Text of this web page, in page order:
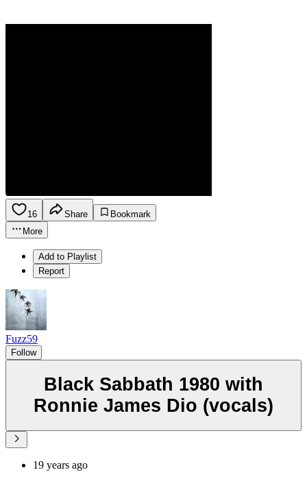
16 Share
Bookmark
More
Add to Playlist
Report
Fuzz59
Follow
Black Sabbath 1980 with
Ronnie James Dio (vocals)
19 years ago